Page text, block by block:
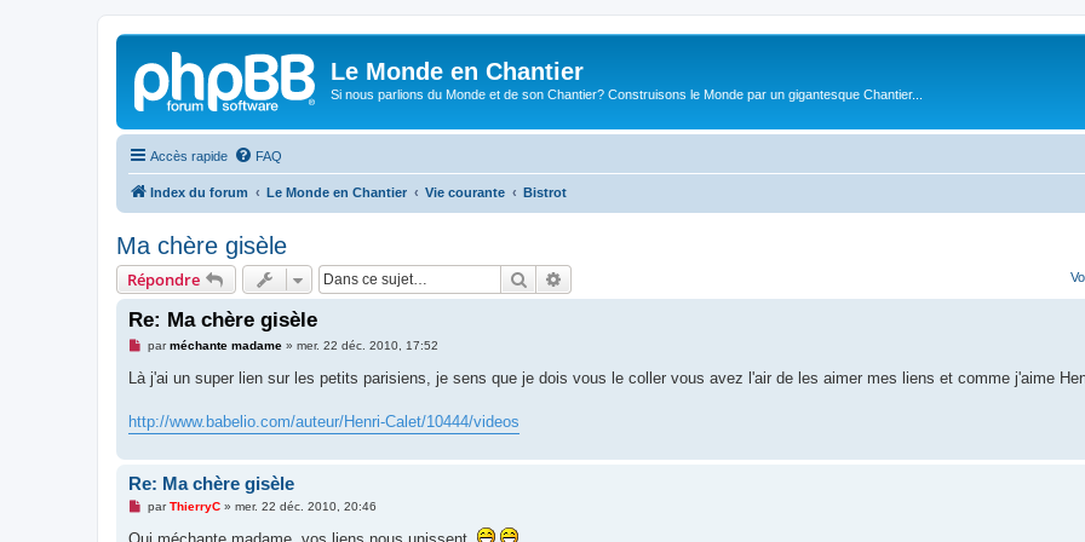
Le Monde en Chantier
Si nous parlions du Monde et de son Chantier? Construisons le Monde par un gigantesque Chantier...
Accès rapide FAQ
Index du forum Le Monde en Chantier Vie courante Bistrot
Ma chère gisèle
Répondre Rechercher
Re: Ma chère gisèle
M
s
s
g
e
o
l
u
parméchante madame» mer. 22 déc. 2010, 17:52
Là j'ai un super lien sur les petits parisiens, je sens que je dois vous le coller vous avez l'air de les aimer mes liens et comme j'aime
http://www.babelio.com/auteur/Henri-Calet/10444/videos
Re: Ma chère gisèle
M
s
parThierryC» mer. 22 déc. 2010, 20:46